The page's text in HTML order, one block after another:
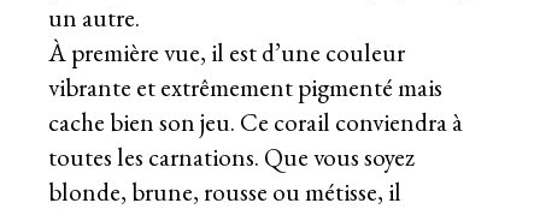
un autre.
À première vue, il est d’une couleur
vibrante et extrêmement pigmenté mais
cache bien son jeu. Ce corail conviendra à
toutes les carnations. Que vous soyez
blonde, brune, rousse ou métisse, il